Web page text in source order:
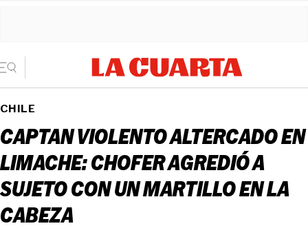
CHILE
CAPTAN VIOLENTO ALTERCADO EN
LIMACHE: CHOFER AGREDIÓ A
SUJETO CON UN MARTILLO EN LA
CABEZA